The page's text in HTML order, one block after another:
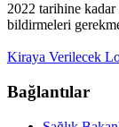
2022 tarihine
bildirmeleri
Kiraya Verilecek
Bağlantılar